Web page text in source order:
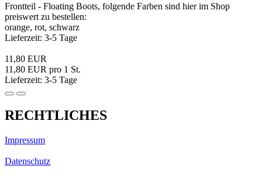
Frontteil - Floating Boots, folgende Farben sind hier im Shop
preiswert zu bestellen:
orange, rot, schwarz
Lieferzeit: 3-5 Tage
11,80 EUR
11,80 EUR pro 1 St.
Lieferzeit: 3-5 Tage
RECHTLICHES
Impressum
Datenschutz